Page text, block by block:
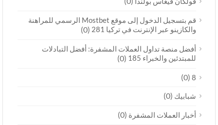
قم بتسجيل الدخول إلى موقع Mostbet الرسمي للمراهنة
والكازينو عبر الإنترنت في تركيا 281 (0)
أفضل منصة تداول العملات المشفرة: أفضل التبادلات
للمبتدئين والخبراء 185 (0)
8
(0)
شبابيك(0)
أخبار العملات المشفرة(0)